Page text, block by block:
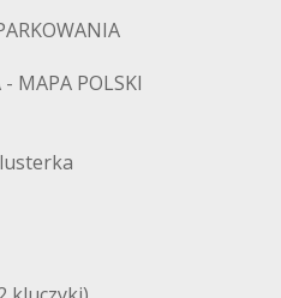
MAPA POLSKI